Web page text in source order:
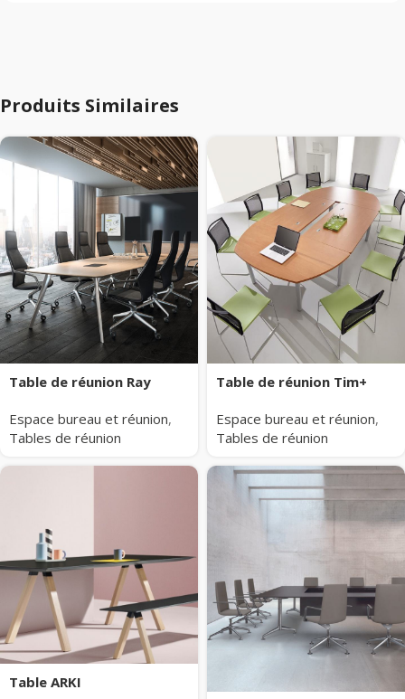
Produits Similaires
Table de réunion Ray
Espace bureau et réunion,
Tables de réunion
Table de réunion Tim+
Espace bureau et réunion,
Tables de réunion
Table ARKI